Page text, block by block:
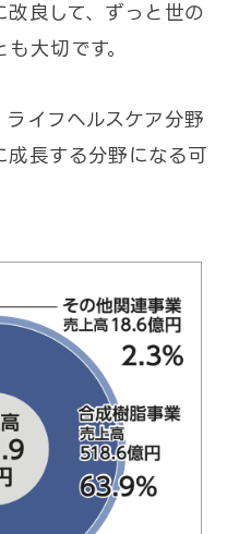
良して、ずっと世の
大切です。
イフヘルスケア分野
成長する分野になる可